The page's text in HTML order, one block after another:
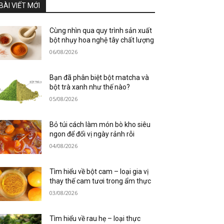
VIẾT MỚI
Cùng nhìn qua quy trình sản xuất
bột nhụy hoa nghệ tây chất lượng
06/08/2026
Bạn đã phân biệt bột matcha và
bột trà xanh như thế nào?
05/08/2026
Bỏ túi cách làm món bò kho siêu
ngon để đổi vị ngày rảnh rỗi
04/08/2026
Tìm hiểu về bột cam – loại gia vị
thay thế cam tươi trong ẩm thực
03/08/2026
Tìm hiểu về rau hẹ – loại thực